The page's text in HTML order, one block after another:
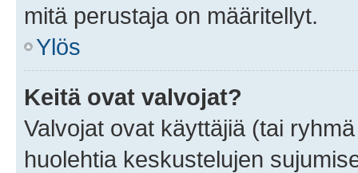
mitä perustaja on määritellyt.
Ylös
Keitä ovat valvojat?
Valvojat ovat käyttäjiä (tai
huolehtia keskustelujen